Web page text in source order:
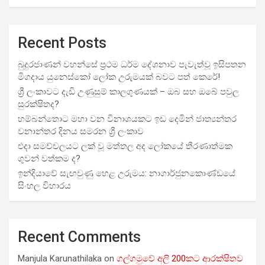
Recent Posts
බුදුරජාණන් වහන්සේ ප්‍රථම ධර්ම දේශනාව පැවැත්වූ ඉසිපතන
මිගදාය යුනෙස්කෝ ලෝක උරුමයක් බවට පත් කෙරේ!
ශ්‍රී ලංකාවට දැඩි උණුසුම් කාලගුණයක් – ඔබ සහ ඔබේ පවුල
සුරක්ෂිතද?
හම්බන්තොට මහා වන විනාශයකට ඉඩ දෙමින් ජාත්‍යන්තර
වනාන්තර දිනය සමරන ශ්‍රී ලංකාව
එදා සමච්චලයට ලක් වූ මත්තල අද ලෝකයේ තීරණාත්මක
ගුවන් වත්කම ද?
ඉන්දියාවේ සැඟවුණු හෙළ උරුමය: නාගාර්ජුනකොණ්ඩයේ
සිංහල විහාරය
Recent Comments
Manjula Karunathilaka on ගල්ගමුවේ අලි 200කට ආරක්ෂිතව